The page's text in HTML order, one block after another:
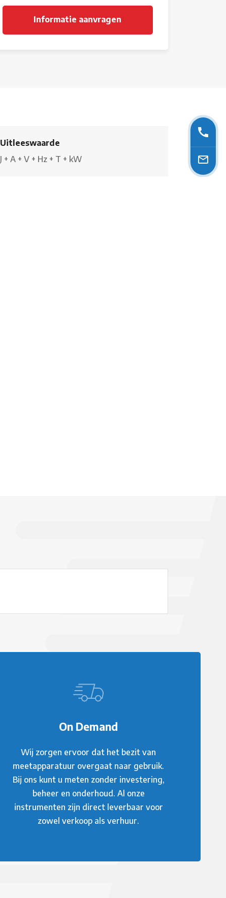
Uitleeswaarde
J + A + V + Hz + T + kW
On Demand
Wij zorgen ervoor dat het bezit van
meetapparatuur overgaat naar gebruik.
Bij ons kunt u meten zonder investering,
beheer en onderhoud. Al onze
instrumenten zijn direct leverbaar voor
zowel verkoop als verhuur.